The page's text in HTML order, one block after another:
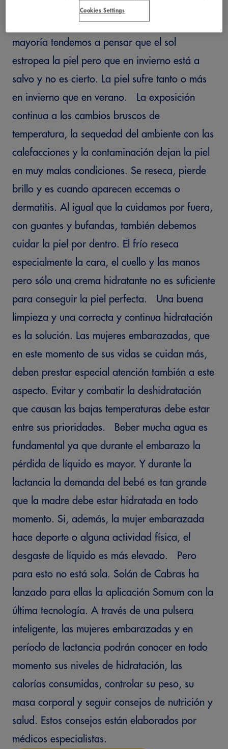
pendientes de nuestra piel. La hidratamos y la
protegemos del sol, la cuidamos más. La
mayoría tendemos a pensar que el sol
estropea la piel pero que en invierno está a
salvo y no es cierto. La piel sufre tanto o más
en invierno que en verano. La exposición
continua a los cambios bruscos de
temperatura, la sequedad del ambiente con las
calefacciones y la contaminación dejan la piel
en muy malas condiciones. Se reseca, pierde
brillo y es cuando aparecen eccemas o
dermatitis. Al igual que la cuidamos por fuera,
con guantes y bufandas, también debemos
cuidar la piel por dentro. El frío reseca
especialmente la cara, el cuello y las manos
pero sólo una crema hidratante no es suficiente
para conseguir la piel perfecta. Una buena
limpieza y una correcta y continua hidratación
es la solución. Las mujeres embarazadas, que
en este momento de sus vidas se cuidan más,
deben prestar especial atención también a este
aspecto. Evitar y combatir la deshidratación
que causan las bajas temperaturas debe estar
entre sus prioridades. Beber mucha agua es
fundamental ya que durante el embarazo la
pérdida de líquido es mayor. Y durante la
lactancia la demanda del bebé es tan grande
que la madre debe estar hidratada en todo
momento. Si, además, la mujer embarazada
hace deporte o alguna actividad física, el
desgaste de líquido es más elevado. Pero
para esto no está sola. Solán de Cabras ha
lanzado para ellas la aplicación Somum con la
última tecnología. A través de una pulsera
inteligente, las mujeres embarazadas y en
período de lactancia podrán conocer en todo
momento sus niveles de hidratación, las
calorías consumidas, controlar su peso, su
masa corporal y seguir consejos de nutrición y
salud. Estos consejos están elaborados por
médicos especialistas.
Cookies Settings